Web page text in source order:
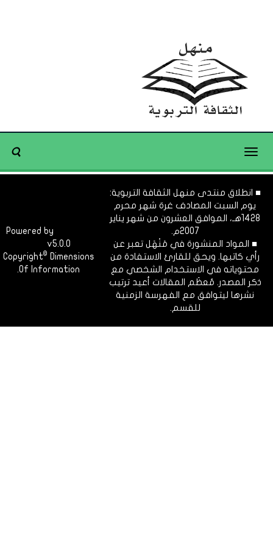
Toggle
■ انطلاق منتدى منهل الثقافة التربوية:
يوم السبت المصادف غرة شهر محرم
1428هـ، الموافق العشرون من شهر يناير
2007م.
■ المواد المنشورة في مَنْهَل تعبر عن
رأي كاتبها. ويحق للقارئ الاستفادة من
محتوياته في الاستخدام الشخصي مع
ذكر المصدر. مُعظَم المقالات أعيد ترتيب
نشرها ليتوافق مع الفهرسة الزمنية
للقسم.
Powered by
v5.0.0
Copyright©
Dimensions
Of Information.